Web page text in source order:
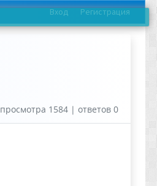
Вход Регистрация
просмотра 1584 | ответов 0